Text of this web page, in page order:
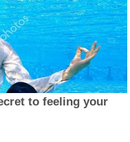
to feeling your